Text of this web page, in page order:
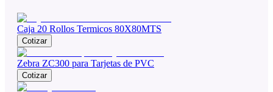
Caja 20 Rollos Termicos 80X80MTS
Cotizar
Zebra ZC300 para Tarjetas de PVC
Cotizar